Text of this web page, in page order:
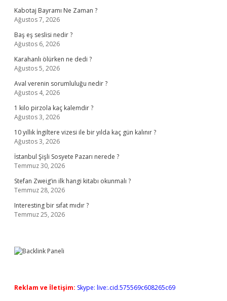
Kabotaj Bayramı Ne Zaman ?
Ağustos 7, 2026
Baş eş seslisi nedir ?
Ağustos 6, 2026
Karahanlı ölürken ne dedi ?
Ağustos 5, 2026
Aval verenin sorumluluğu nedir ?
Ağustos 4, 2026
1 kilo pirzola kaç kalemdir ?
Ağustos 3, 2026
10 yıllık İngiltere vizesi ile bir yılda kaç gün kalınır ?
Ağustos 3, 2026
İstanbul Şişli Sosyete Pazarı nerede ?
Temmuz 30, 2026
Stefan Zweig’in ilk hangi kitabı okunmalı ?
Temmuz 28, 2026
Interesting bir sıfat mıdır ?
Temmuz 25, 2026
Reklam ve İletişim: Skype: live:.cid.575569c608265c69